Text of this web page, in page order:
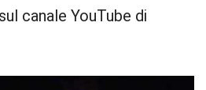
canale YouTube di